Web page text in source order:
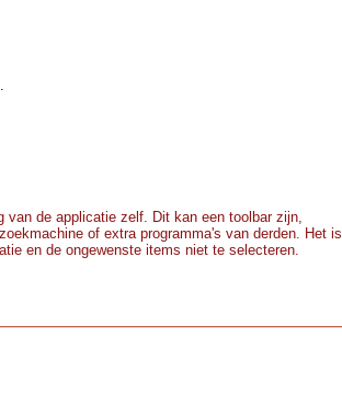
de applicatie zelf. Dit kan een toolbar zijn,
of extra programma's van derden. Het is
en de ongewenste items niet te selecteren.